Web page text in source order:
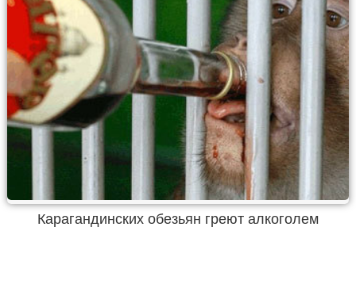
Карагандинских обезьян греют алкоголем